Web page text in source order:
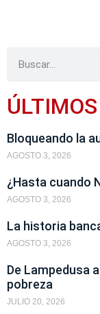
Bloqueando la
AGOSTO 3, 2026
¿Hasta cuando
AGOSTO 3, 2026
La historia
AGOSTO 3, 2026
De Lampedusa
pobreza
JULIO 20, 2026